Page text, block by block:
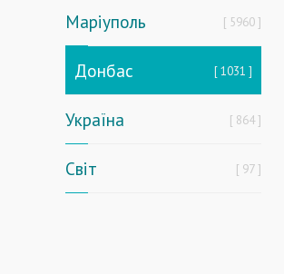
Маріуполь 5960
Донбас 1031
Україна 864
Світ 97